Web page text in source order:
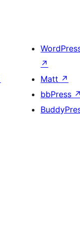
↗
Matt ↗
bbPress ↗